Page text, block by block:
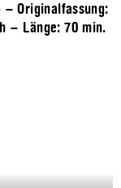
– Originalfassung:
– Länge:70 min.